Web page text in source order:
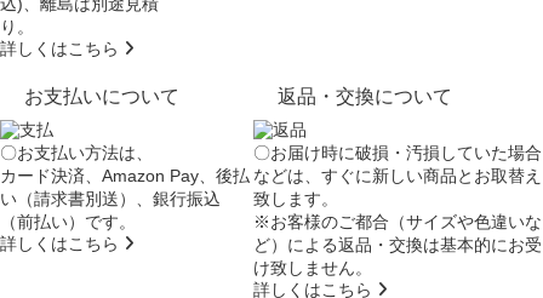
り。
詳しくはこちら
お支払いについて
〇お支払い方法は、
カード決済、Amazon Pay、後払
い（請求書別送）、銀行振込
（前払い）です。
詳しくはこちら
返品・交換について
〇お届け時に破損・汚損していた場合
などは、すぐに新しい商品とお取替え
致します。
※お客様のご都合（サイズや色違いな
ど）による返品・交換は基本的にお受
け致しません。
詳しくはこちら